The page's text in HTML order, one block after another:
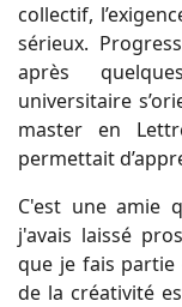
collectif,
sérieux.
après
universitaire
master en
permettait
C'est une amie
j'avais laissé
que je fais partie
de la créativité